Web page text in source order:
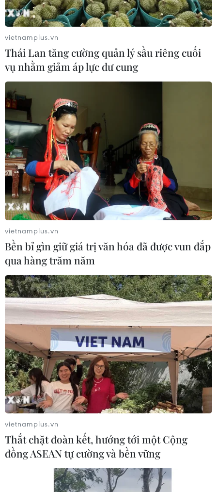
Tổng thống Mỹ lập nhóm liên ngành
chống phân biệt chủng tộc
13/12/2022 07:01
Tổng thống Biden đã giao nhiệm vụ cho nhóm liên
ngành này và chương trình nghị sự đầu tiên của nhóm
là phát triển chiến lược quốc gia chống chủ nghĩa bài
Do Thái.
vietnamplus.vn
Thái Lan tăng cường quản lý sầu riêng cuối
vụ nhằm giảm áp lực dư cung
vietnamplus.vn
Bền bỉ gìn giữ giá trị văn hóa đã được vun đắp
qua hàng trăm năm
vietnamplus.vn
Thắt chặt đoàn kết, hướng tới một Cộng
đồng ASEAN tự cường và bền vững